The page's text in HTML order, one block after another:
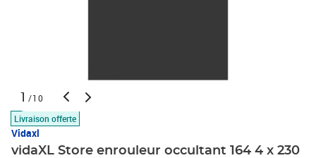
1 /10
Livraison offerte
Vidaxl
vidaXL Store enrouleur occultant 164 4 x 230